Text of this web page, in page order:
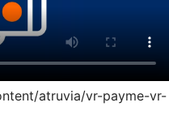
atruvia/vr-payme-vr-